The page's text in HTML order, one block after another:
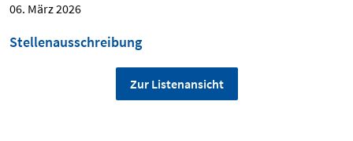
06. März 2026
Stellenausschreibung
Zur Listenansicht